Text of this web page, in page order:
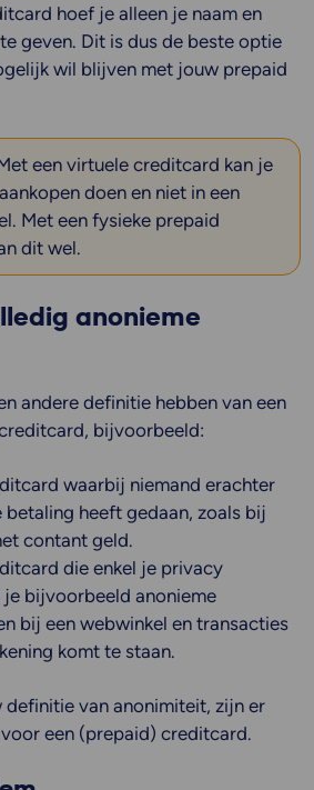
hoef je alleen je naam en
geven. Dit is dus de beste optie
wil blijven met jouw prepaid
een virtuele creditcard kan je
doen en niet in een
Met een fysieke prepaid
dit wel.
anonieme
andere definitie hebben van een
bijvoorbeeld:
waarbij niemand erachter
betaling heeft gedaan, zoals bij
contant geld.
die enkel je privacy
bijvoorbeeld anonieme
bij een webwinkel en transacties
komt te staan.
van anonimiteit, zijn er
een (prepaid) creditcard.